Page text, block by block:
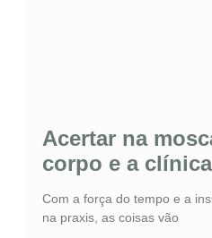
Acertar na
corpo e a clínica
Com a força do tempo e a
na praxis, as coisas vão